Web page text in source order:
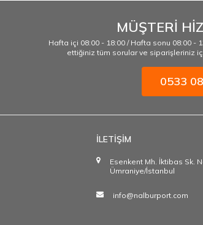
MÜŞTERİ
Hafta içi 08:00 - 18:00 / Hafta sonu 08:00 -
ettiğiniz tüm sorular ve siparişleriniz
0533
İLETİŞİM
Esenkent Mh. İktibas Sk.
Ümraniye/İstanbul
info@nalburport.com